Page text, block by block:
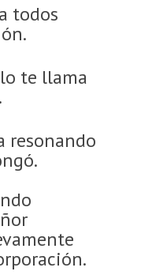
todos
te llama
resonando